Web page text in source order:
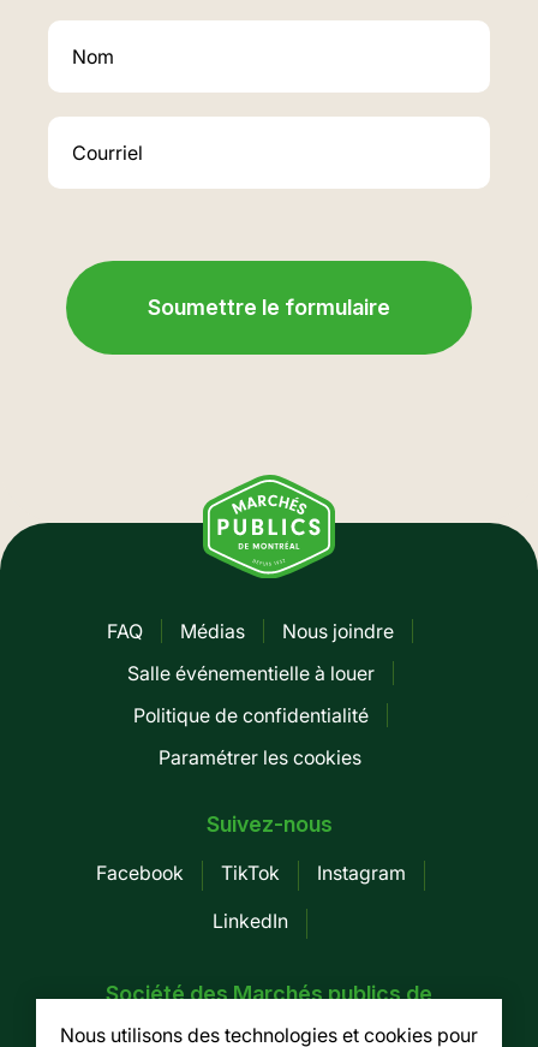
FAQ Médias
Nous joindre
Salle événementielle à louer
Politique de confidentialité
Paramétrer les cookies
Suivez-nous
Facebook TikTok
Instagram
LinkedIn
Société des Marchés publics de
Nous utilisons des technologies et cookies pour